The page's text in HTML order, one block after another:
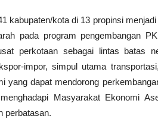
kabupaten/kota di 13 propinsi
pada program pengembangan
perkotaan sebagai lintas batas
impor, simpul utama
yang dapat mendorong
Masyarakat Ekonomi
perbatasan.